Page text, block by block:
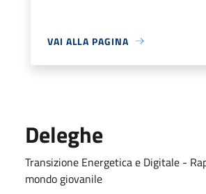
VAI ALLA PAGINA
Deleghe
Transizione Energetica e Digitale -
mondo giovanile